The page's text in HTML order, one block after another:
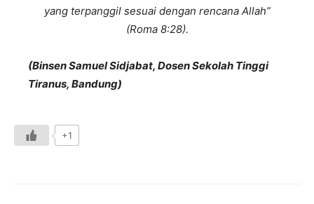
yang terpanggil sesuai dengan rencana Allah”
(Roma 8:28).
(Binsen Samuel Sidjabat, Dosen Sekolah Tinggi
Tiranus, Bandung)
+1